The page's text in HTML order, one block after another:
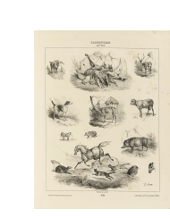
BÂLE, EX OFFICINA
PETRUS PERNA, S.D.
[1578].